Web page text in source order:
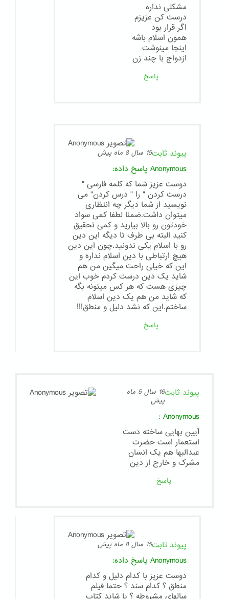
مشکلی نداره
درست کن عزیزم
اگر قرار بود
همون اسلام باشه
اینجا مینوشت
ازدواج با چند زن
پاسخ
پیوند ثابت15 سال 8 ماه پیش
Anonymous پاسخ داده:
دوست عزیز شما که کلمه فارسی "
درست کردن " را " درس کردن" می
نویسید از شما دیگر چه انتظاری
میتوان داشت.ضمنا لطفا کمی سواد
خودتون رو بالا بیارید و کمی تحقیق
کنید البته بی طرف تا دیگه این دین
رو با اسلام یکی ندونید.چون این دین
هیچ ارتباطی با دین اسلام نداره و
این که خیلی راحت میگین من هم
شاید یک دین درست کردم خوب این
چیزی هست که هر کس میتونه بگه
که شاید من هم یک دین اسلام
ساختم.این که نشد دلیل و منطق!!!
پاسخ
پیوند ثابت
16 سال 5 ماه
پیش
Anonymous
:
آیین بهایی ساخته دست
استعمار است حضرت
عبدالبها هم یک انسان
مشرک و خارج از دین
پاسخ
پیوند ثابت15 سال 8 ماه پیش
Anonymous پاسخ داده:
دوست عزیز با کدام دلیل و کدام
منطق ؟ کدام سند ؟ حتما فیلم